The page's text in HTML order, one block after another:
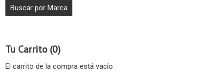
Tu Carrito (0)
El carrito de la compra está vacío